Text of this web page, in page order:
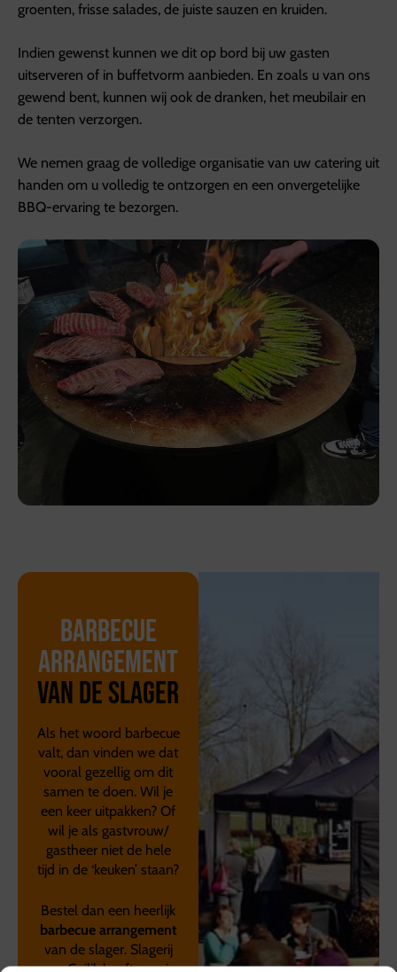
groenten, frisse salades, de juiste sauzen en kruiden.
Indien gewenst kunnen we dit op bord bij uw gasten
uitserveren of in buffetvorm aanbieden. En zoals u van ons
gewend bent, kunnen wij ook de dranken, het meubilair en
de tenten verzorgen.
We nemen graag de volledige organisatie van uw catering uit
handen om u volledig te ontzorgen en een onvergetelijke
BBQ-ervaring te bezorgen.
Barbecue
arrangement
van de slager
Als het woord barbecue
valt, dan vinden we dat
vooral gezellig om dit
samen te doen. Wil je
een keer uitpakken? Of
wil je als gastvrouw/
gastheer niet de hele
tijd in de ‘keuken’ staan?
Bestel dan een heerlijk
barbecue arrangement
van de slager. Slagerij